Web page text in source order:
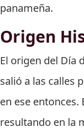
panameña.
Origen
El origen del Día
salió a las calles
en ese
resultando en la